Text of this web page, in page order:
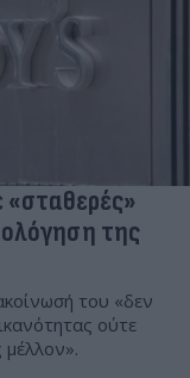
της
του «δεν
ούτε
μέλλον».